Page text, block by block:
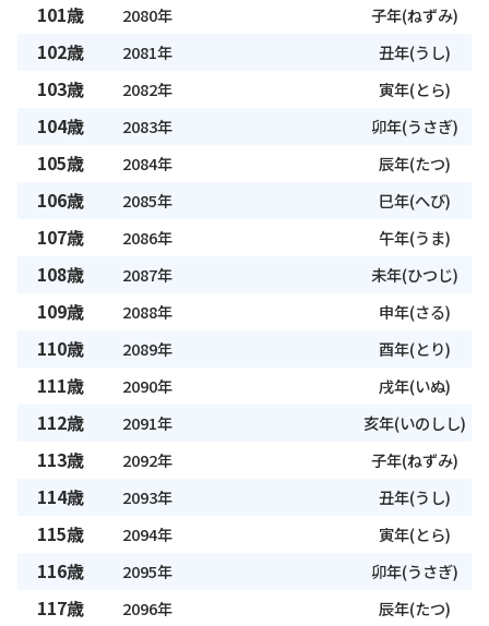
101歳 2080年 子年(ねずみ)
102歳 2081年 丑年(うし)
103歳 2082年 寅年(とら)
104歳 2083年 卯年(うさぎ)
105歳 2084年 辰年(たつ)
106歳 2085年 巳年(へび)
107歳 2086年 午年(うま)
108歳 2087年 未年(ひつじ)
109歳 2088年 申年(さる)
110歳 2089年 酉年(とり)
111歳 2090年 戌年(いぬ)
112歳 2091年 亥年(いのしし)
113歳 2092年 子年(ねずみ)
114歳 2093年 丑年(うし)
115歳 2094年 寅年(とら)
116歳 2095年 卯年(うさぎ)
117歳 2096年 辰年(たつ)